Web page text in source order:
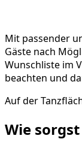
Mit passender
Gäste nach
Wunschliste im
beachten und
Auf der
Wie